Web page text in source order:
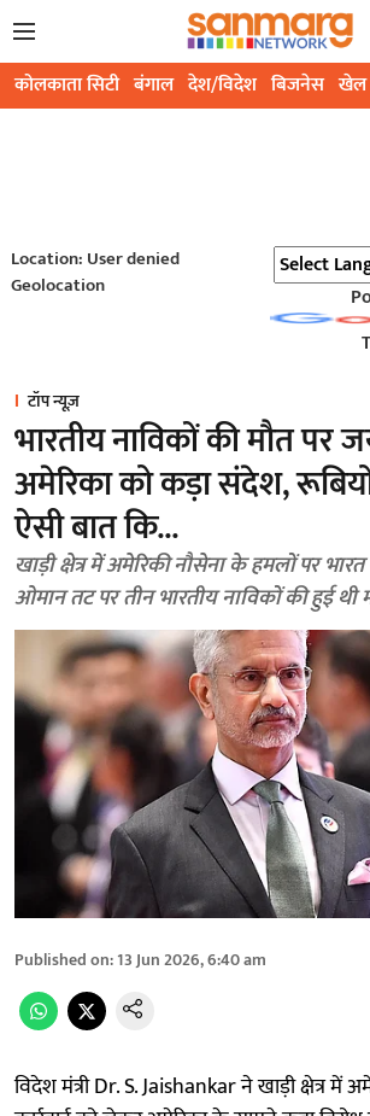
कोलकाता सिटी बंगाल देश/विदेश बिजनेस खेल
Location: User denied
Geolocation
टॉप न्यूज़
भारतीय नाविकों की मौत
अमेरिका को कड़ा संदेश,
ऐसी बात कि...
खाड़ी क्षेत्र में अमेरिकी नौसेना के हमलों पर
ओमान तट पर तीन भारतीय नाविकों की हुई थी
Published on:13 Jun 2026, 6:40 am
विदेश मंत्री Dr. S. Jaishankar ने खाड़ी क्षेत्र में